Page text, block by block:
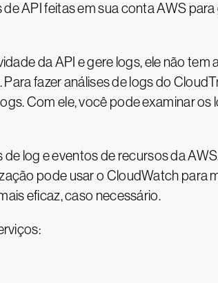
API feitas em sua conta AWS
da API e gere logs, ele não tem
fazer análises de logs do
Com ele, você pode examinar os
log e eventos de recursos da
pode usar o CloudWatch para
eficaz, caso necessário.